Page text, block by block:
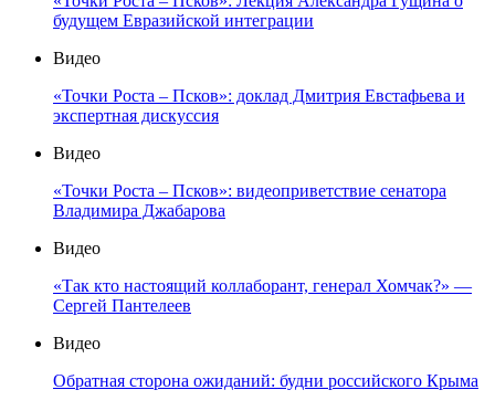
будущем Евразийской интеграции
Видео
«Точки Роста – Псков»: доклад Дмитрия Евстафьева и
экспертная дискуссия
Видео
«Точки Роста – Псков»: видеоприветствие сенатора
Владимира Джабарова
Видео
«Так кто настоящий коллаборант, генерал Хомчак?» —
Сергей Пантелеев
Видео
Обратная сторона ожиданий: будни российского Крыма